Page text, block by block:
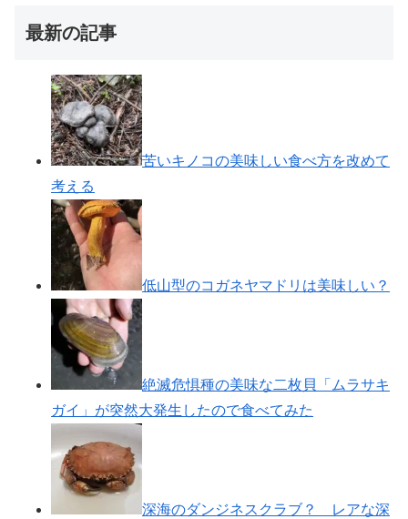
最新の記事
苦いキノコの美味しい食べ方を改めて
考える
低山型のコガネヤマドリは美味しい？
絶滅危惧種の美味な二枚貝「ムラサキ
ガイ」が突然大発生したので食べてみた
深海のダンジネスクラブ？ レアな深